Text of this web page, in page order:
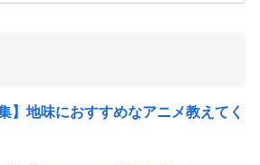
集】地味におすすめなアニメ教えてく